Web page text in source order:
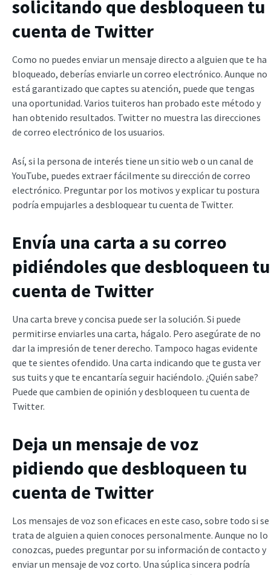
solicitando que desbloqueen tu
cuenta de Twitter
Como no puedes enviar un mensaje directo a alguien que te ha
bloqueado, deberías enviarle un correo electrónico. Aunque no
está garantizado que captes su atención, puede que tengas
una oportunidad. Varios tuiteros han probado este método y
han obtenido resultados. Twitter no muestra las direcciones
de correo electrónico de los usuarios.
Así, si la persona de interés tiene un sitio web o un canal de
YouTube, puedes extraer fácilmente su dirección de correo
electrónico. Preguntar por los motivos y explicar tu postura
podría empujarles a desbloquear tu cuenta de Twitter.
Envía una carta a su correo
pidiéndoles que desbloqueen tu
cuenta de Twitter
Una carta breve y concisa puede ser la solución. Si puede
permitirse enviarles una carta, hágalo. Pero asegúrate de no
dar la impresión de tener derecho. Tampoco hagas evidente
que te sientes ofendido. Una carta indicando que te gusta ver
sus tuits y que te encantaría seguir haciéndolo. ¿Quién sabe?
Puede que cambien de opinión y desbloqueen tu cuenta de
Twitter.
Deja un mensaje de voz
pidiendo que desbloqueen tu
cuenta de Twitter
Los mensajes de voz son eficaces en este caso, sobre todo si se
trata de alguien a quien conoces personalmente. Aunque no lo
conozcas, puedes preguntar por su información de contacto y
enviar un mensaje de voz corto. Una súplica sincera podría